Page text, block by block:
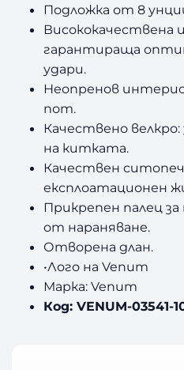
Подложка от 8
Висококачествена
гарантираща
удари.
Неопренов
пот.
Качествено
на китката.
Качествен
експлоатационен
Прикрепен палец за
от нараняване.
Отворена длан.
•Лого на Venum
Марка: Venum
Код: VENUM-03541-